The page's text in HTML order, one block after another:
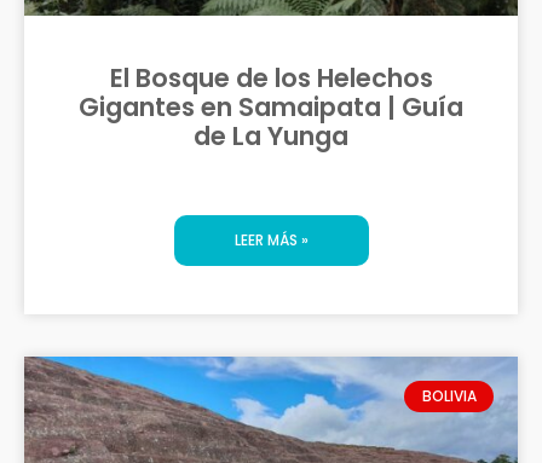
El Bosque de los Helechos
Gigantes en Samaipata | Guía
de La Yunga
LEER MÁS »
BOLIVIA